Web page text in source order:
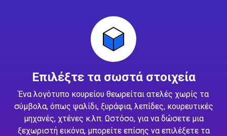
Επιλέξτε τα σωστά στοιχεία
Ένα λογότυπο κουρείου θεωρείται ατελές χωρίς τα
σύμβολα, όπως ψαλίδι, ξυράφια, λεπίδες, κουρευτικές
μηχανές, χτένες κ.λπ. Ωστόσο, για να δώσετε μια
ξεχωριστή εικόνα, μπορείτε επίσης να επιλέξετε τα